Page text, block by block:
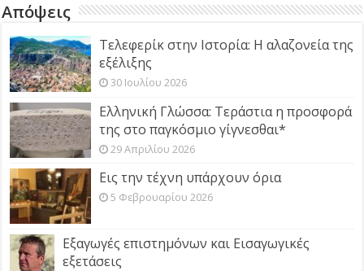
Απόψεις
Τελεφερίκ στην Ιστορία: Η αλαζονεία της
εξέλιξης
30 Ιουλίου 2026
Ελληνική Γλώσσα: Τεράστια η προσφορά
της στο παγκόσμιο γίγνεσθαι*
29 Απριλίου 2026
Εις την τέχνη υπάρχουν όρια
5 Φεβρουαρίου 2026
Εξαγωγές επιστημόνων και Εισαγωγικές
εξετάσεις